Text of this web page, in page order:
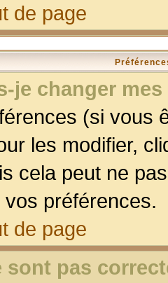
de page
je changer
(si vous
les modifier,
cela peut ne
préférences.
de page
sont pas